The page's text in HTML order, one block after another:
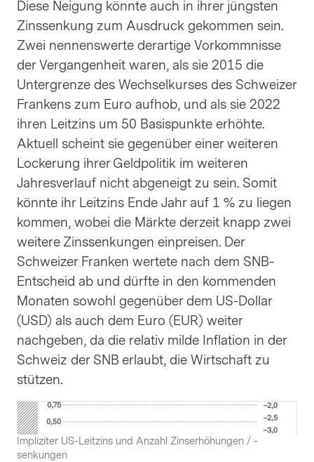
Diese Neigung könnte auch in ihrer jüngsten
Zinssenkung zum Ausdruck gekommen sein.
Zwei nennenswerte derartige Vorkommnisse
der Vergangenheit waren, als sie 2015 die
Untergrenze des Wechselkurses des Schweizer
Frankens zum Euro aufhob, und als sie 2022
ihren Leitzins um 50 Basispunkte erhöhte.
Aktuell scheint sie gegenüber einer weiteren
Lockerung ihrer Geldpolitik im weiteren
Jahresverlauf nicht abgeneigt zu sein. Somit
könnte ihr Leitzins Ende Jahr auf 1 % zu liegen
kommen, wobei die Märkte derzeit knapp zwei
weitere Zinssenkungen einpreisen. Der
Schweizer Franken wertete nach dem SNB-
Entscheid ab und dürfte in den kommenden
Monaten sowohl gegenüber dem US-Dollar
(USD) als auch dem Euro (EUR) weiter
nachgeben, da die relativ milde Inflation in der
Schweiz der SNB erlaubt, die Wirtschaft zu
stützen.
Impliziter US-Leitzins und Anzahl Zinserhöhungen / -
senkungen